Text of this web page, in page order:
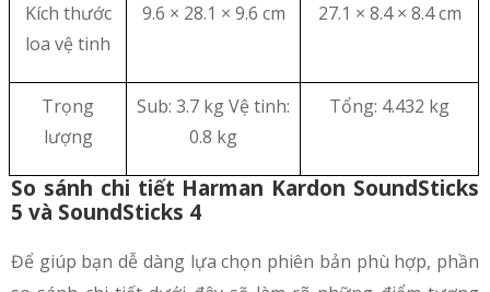
Kích thước
loa vệ tinh
9.6 × 28.1 × 9.6 cm 27.1 × 8.4 × 8.4 cm
Trọng
lượng
Sub: 3.7 kg Vệ tinh:
0.8 kg
Tổng: 4.432 kg
So sánh chi tiết Harman Kardon SoundSticks
5 và SoundSticks 4
Để giúp bạn dễ dàng lựa chọn phiên bản phù hợp, phần